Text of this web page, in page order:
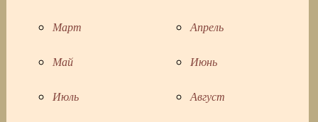
Март Апрель
Май Июнь
Июль Август